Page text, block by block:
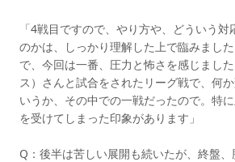
「4戦目ですので、やり方や、どういう
のかは、しっかり理解した上で臨みまし
で、今回は一番、圧力と怖さを感じまし
ス）さんと試合をされたリーグ戦で、何
いうか、その中での一戦だったので。特
を受けてしまった印象があります」
Q：後半は苦しい展開も続いたが、終盤